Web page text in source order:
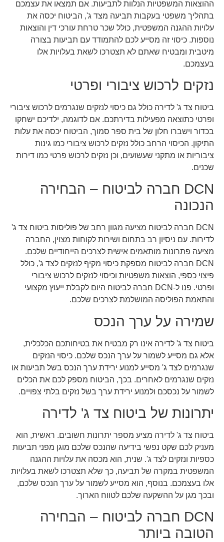
ההוצאות המשפטיות הנלוות לתביעות. אם תמצאו את עצמכם
בתהליך משפטי בעקבות תביעה מצד ג', הביטוח יכסה את
עלויות ההגנה המשפטית, כולל שכר טרחת עורכי דין והוצאות
נוספות. כיסוי זה מסייע לכם להתמודד עם תביעות בצורה
מיטבית ומבטיח שאתם לא תצטרכו לשאת בעלויות אלו
בעצמכם.
נזקים לרכוש ציבורי ופרטי
ביטוח צד ג' לדירה כולל גם כיסוי לנזקים שנגרמים לרכוש ציבורי
ופרטי כתוצאה מפעילות בדירתכם. אם לדוגמה, ילדיכם ישחקו
בכדור וישברו חלון של בית ספר סמוך, הביטוח יכסה את עלות
התיקון. הכיסוי הרחב כולל נזקים לרכוש ציבורי כמו גינות
ציבוריות או מתקני שעשועים, וכן נזקים לרכוש פרטי כמו דירות
שכנים.
DCN חברה לביטוח – הבחירה
הנכונה
DCN חברה לביטוח מציעה מגוון רחב של פוליסות ביטוח צד ג'
לדירות. עם ניסיון רב בתחום ושירות לקוחות מצוין, החברה
מציעה פתרונות מותאמים אישית לצרכים הייחודיים שלכם.
DCN חברה לביטוח מספקת כיסוי מקיף לנזקים לצד ג', כולל
פיצוי כספי, הוצאות משפטיות וכיסוי לנזקים לרכוש ציבורי
ופרטי. פנו ל-DCN חברה לביטוח היום לקבלת ייעוץ מקצועי
והתאמת הפוליסה המושלמת לצרכים שלכם.
שמירה על ערך הנכס
ביטוח צד ג' לדירה אינו רק מבטיח את בטיחותכם הכלכלית,
אלא גם מסייע לשמור על ערך הנכס שלכם. כיסוי הנזקים
שנגרמים לצד ג' מסייע למנוע ירידת ערך הנכס בשל תביעות או
נזקים שנגרמים לאחרים. בכך, הביטוח מספק לכם את הכלים
לשמור על נכסכם ולמנוע ירידת ערך בשל נזקים בלתי צפויים.
יתרונות של ביטוח צד ג' לדירה
ביטוח צד ג' לדירה מציע מספר יתרונות חשובים. ראשית, הוא
מעניק לכם שקט נפשי בידיעה שהנכס שלכם מוגן מפני תביעות
כספיות ונזקים לצד ג'. שנית, הוא מכסה את עלויות ההגנה
המשפטית במקרה של תביעה, כך שלא תצטרכו לשאת בעלויות
אלו בעצמכם. בנוסף, הוא מסייע לשמור על ערך הנכס שלכם,
ובכך מגן על ההשקעה שלכם לטווח הארוך.
DCN חברה לביטוח – הבחירה
הטובה ביותר